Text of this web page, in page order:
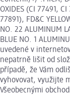
OXIDES (CI 77491,
77891), FD&C
NO. 22 ALUMINUM
BLUE NO. 1
uvedené v
nepatrně lišit od
případě, že Vám
vyhovovat, využijte
Všeobecnými